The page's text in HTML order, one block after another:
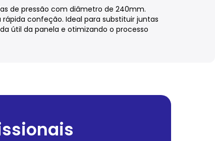
de pressão com diâmetro de 240mm.
confeção. Ideal para substituir juntas
útil da panela e otimizando o processo